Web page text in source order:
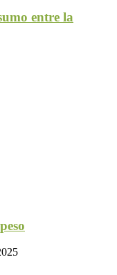
entre la